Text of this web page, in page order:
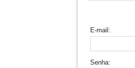
E-mail
Senha